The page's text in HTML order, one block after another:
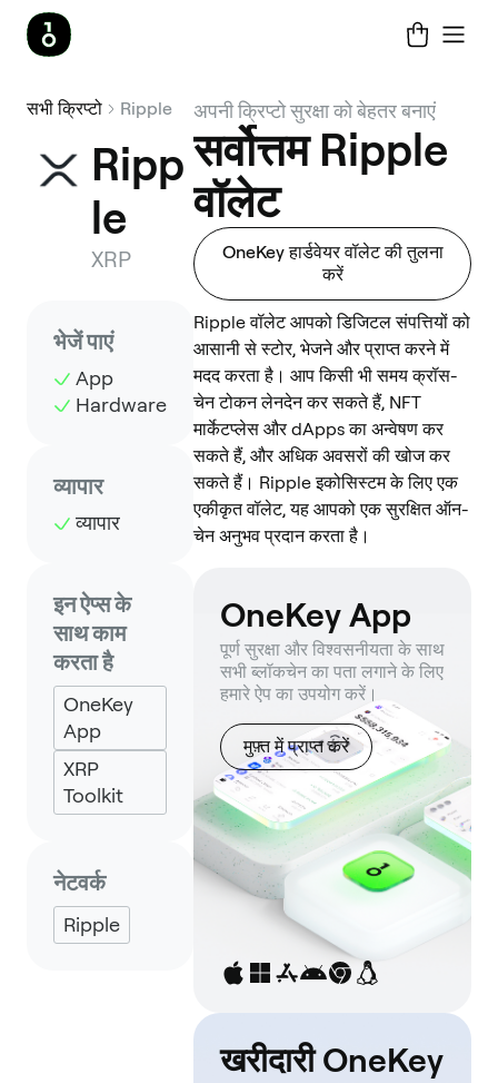
सभी क्रिप्टो Ripple
Ripp
le
XRP
भेजें पाएं
App
Hardware
व्यापार
व्यापार
इन ऐप्स के
साथ काम
करता है
OneKey
App
XRP
Toolkit
नेटवर्क
Ripple
अपनी क्रिप्टो सुरक्षा को बेहतर बनाएं
सर्वोत्तम Ripple
वॉलेट
OneKey हार्डवेयर वॉलेट की तुलना
करें
Ripple वॉलेट आपको डिजिटल संपत्तियों को
आसानी से स्टोर, भेजने और प्राप्त करने में
मदद करता है। आप किसी भी समय क्रॉस-
चेन टोकन लेनदेन कर सकते हैं, NFT
मार्केटप्लेस और dApps का अन्वेषण कर
सकते हैं, और अधिक अवसरों की खोज कर
सकते हैं। Ripple इकोसिस्टम के लिए एक
एकीकृत वॉलेट, यह आपको एक सुरक्षित ऑन-
चेन अनुभव प्रदान करता है।
OneKey App
पूर्ण सुरक्षा और विश्वसनीयता के साथ
सभी ब्लॉकचेन का पता लगाने के लिए
हमारे ऐप का उपयोग करें।
मुफ़्त में प्राप्त करें
खरीदारी OneKey